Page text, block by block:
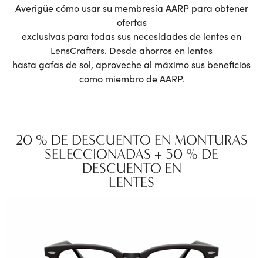
Averigüe cómo usar su membresía AARP para obtener
ofertas
exclusivas para todas sus necesidades de lentes en
LensCrafters. Desde ahorros en lentes
hasta gafas de sol, aproveche al máximo sus beneficios
como miembro de AARP.
20 % DE DESCUENTO EN MONTURAS
SELECCIONADAS + 50 % DE
DESCUENTO EN
LENTES